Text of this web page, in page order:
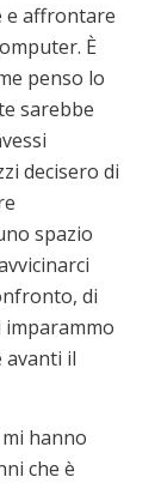
e affrontare
È
penso lo
sarebbe
decisero di
spazio
di
imparammo
avanti il
hanno
che è